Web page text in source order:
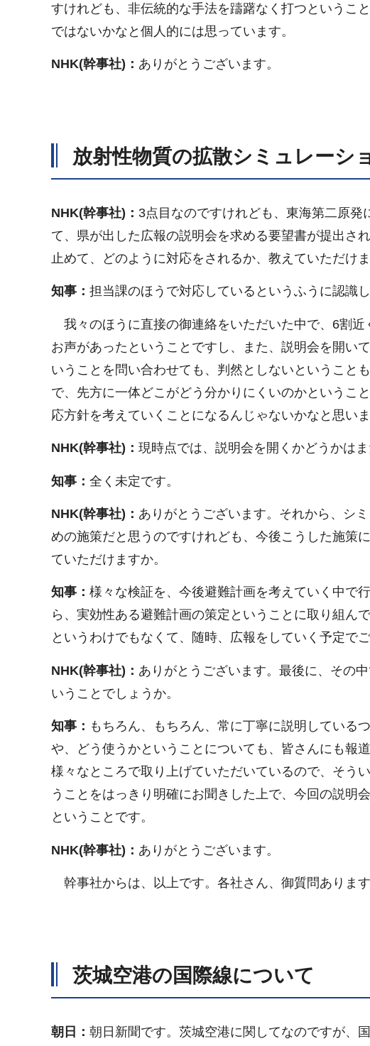
すけれども、非伝統的な手法を躊躇なく打つというこ
ではないかなと個人的には思っています。
NHK(幹事社)： ありがとうございます。
放射性物質の拡散シミュレーシ
NHK(幹事社)： 3点目なのですけれども、東海第二原
て、県が出した広報の説明会を求める要望書が提出さ
止めて、どのように対応をされるか、教えていただけま
知事： 担当課のほうで対応しているというふうに認識し
我々のほうに直接の御連絡をいただいた中で、6割
お声があったということですし、また、説明会を開い
いうことを問い合わせても、判然としないということ
で、先方に一体どこがどう分かりにくいのかというこ
応方針を考えていくことになるんじゃないかなと思いま
NHK(幹事社)： 現時点では、説明会を開くかどうかはま
知事： 全く未定です。
NHK(幹事社)： ありがとうございます。それから、シ
めの施策だと思うのですけれども、今後こうした施策
ていただけますか。
知事： 様々な検証を、今後避難計画を考えていく中で
ら、実効性ある避難計画の策定ということに取り組ん
というわけでもなくて、随時、広報をしていく予定でご
NHK(幹事社)： ありがとうございます。最後に、その
いうことでしょうか。
知事： もちろん、もちろん、常に丁寧に説明している
や、どう使うかということについても、皆さんにも報
様々なところで取り上げていただいているので、そう
うことをはっきり明確にお聞きした上で、今回の説明
ということです。
NHK(幹事社)： ありがとうございます。
幹事社からは、以上です。各社さん、御質問あります
茨城空港の国際線について
朝日： 朝日新聞です。茨城空港に関してなのですが、